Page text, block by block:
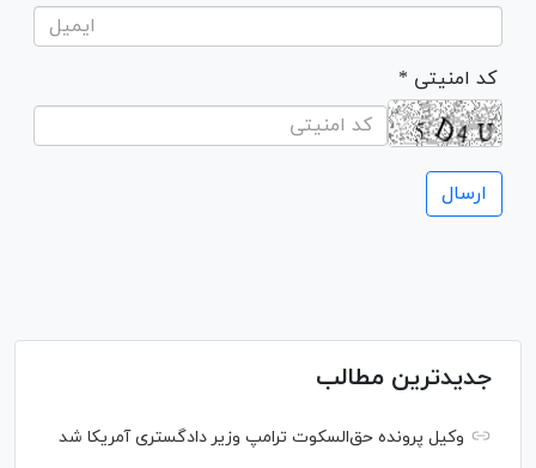
* کد امنیتی
جدیدترین مطالب
وکیل پرونده حق‌السکوت ترامپ وزیر دادگستری آمریکا شد